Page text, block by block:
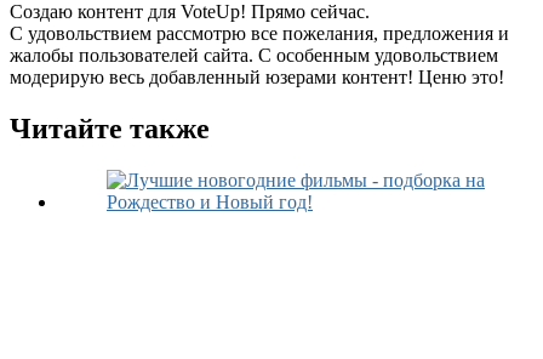
Создаю контент для VoteUp! Прямо сейчас.
С удовольствием рассмотрю все пожелания, предложения и
жалобы пользователей сайта. С особенным удовольствием
модерирую весь добавленный юзерами контент! Ценю это!
Читайте также